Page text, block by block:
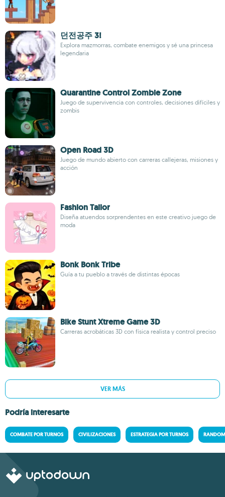
던전공주 3!
Explora mazmorras, combate enemigos y sé una princesa
legendaria
Quarantine Control Zombie Zone
Juego de supervivencia con controles, decisiones difíciles y
zombis
Open Road 3D
Juego de mundo abierto con carreras callejeras, misiones y
acción
Fashion Tailor
Diseña atuendos sorprendentes en este creativo juego de
moda
Bonk Bonk Tribe
Guía a tu pueblo a través de distintas épocas
Bike Stunt Xtreme Game 3D
Carreras acrobáticas 3D con física realista y control preciso
VER MÁS
Podría interesarte
COMBATE POR TURNOS CIVILIZACIONES ESTRATEGIA POR TURNOS RANDOM